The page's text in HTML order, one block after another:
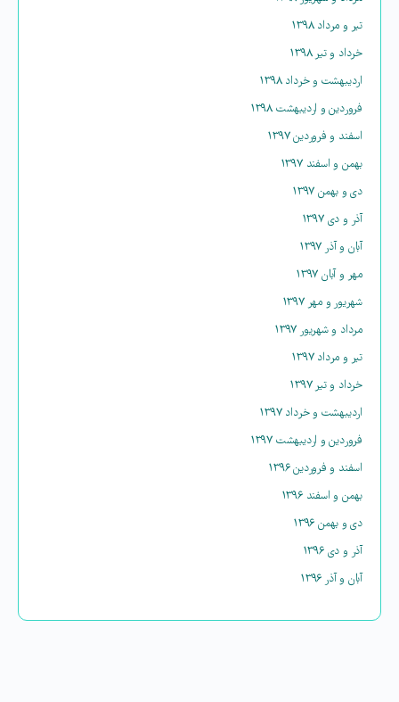
تیر و مرداد ۱۳۹۸
خرداد و تیر ۱۳۹۸
اردیبهشت و خرداد ۱۳۹۸
فروردین و اردیبهشت ۱۳۹۸
اسفند و فروردین ۱۳۹۷
بهمن و اسفند ۱۳۹۷
دی و بهمن ۱۳۹۷
آذر و دی ۱۳۹۷
آبان و آذر ۱۳۹۷
مهر و آبان ۱۳۹۷
شهریور و مهر ۱۳۹۷
مرداد و شهریور ۱۳۹۷
تیر و مرداد ۱۳۹۷
خرداد و تیر ۱۳۹۷
اردیبهشت و خرداد ۱۳۹۷
فروردین و اردیبهشت ۱۳۹۷
اسفند و فروردین ۱۳۹۶
بهمن و اسفند ۱۳۹۶
دی و بهمن ۱۳۹۶
آذر و دی ۱۳۹۶
آبان و آذر ۱۳۹۶